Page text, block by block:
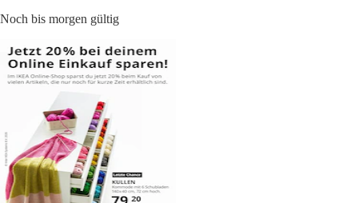
Noch bis morgen gültig